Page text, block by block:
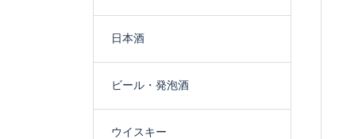
日本酒
ビール・発泡酒
ウイスキー